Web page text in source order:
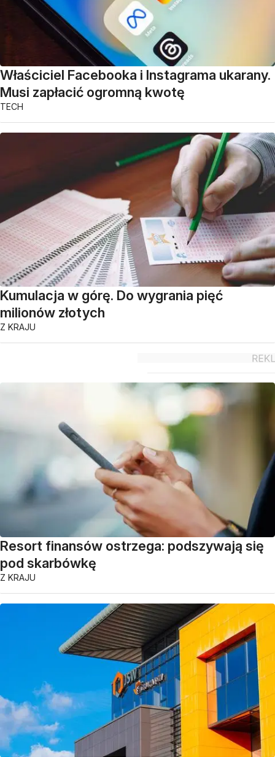
Właściciel Facebooka i Instagrama ukarany.
Musi zapłacić ogromną kwotę
TECH
Kumulacja w górę. Do wygrania pięć
milionów złotych
Z KRAJU
Resort finansów ostrzega: podszywają się
pod skarbówkę
Z KRAJU